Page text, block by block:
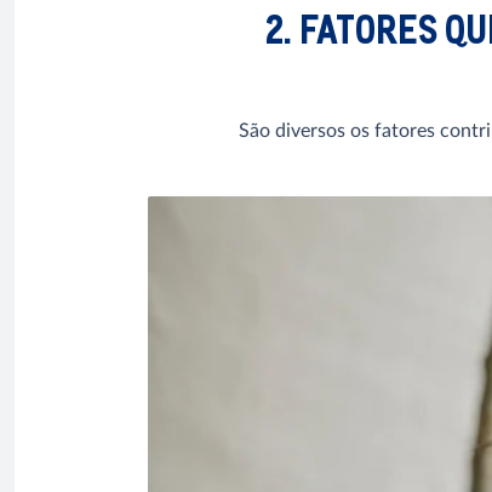
2. FATORES
São diversos os fatores